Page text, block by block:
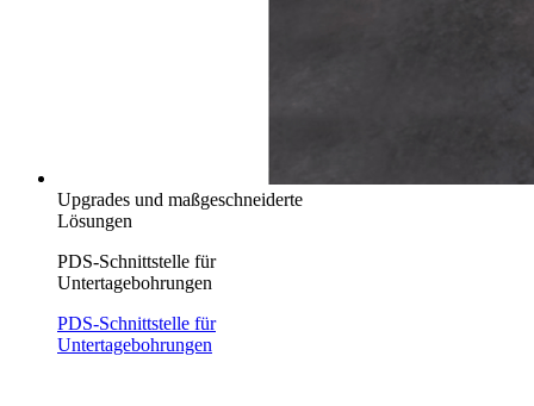
Upgrades und maßgeschneiderte
Lösungen
PDS-Schnittstelle für
Untertagebohrungen
PDS-Schnittstelle für
Untertagebohrungen